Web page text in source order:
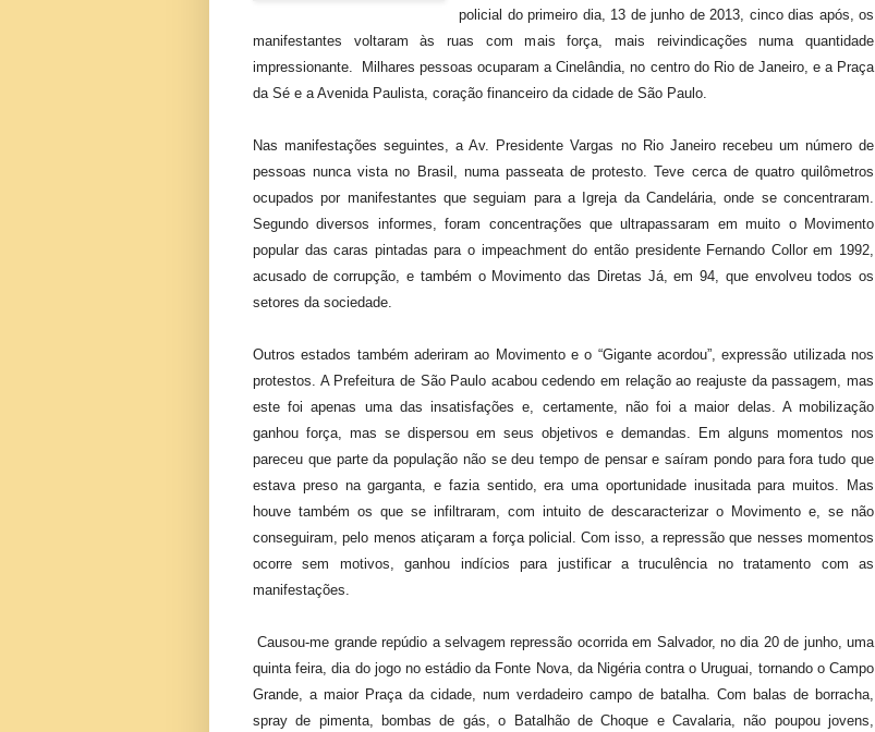
policial do primeiro dia, 13 de junho de 2013, cinco dias após, os
manifestantes voltaram às ruas com mais força, mais reivindicações numa quantidade
impressionante. Milhares pessoas ocuparam a Cinelândia, no centro do Rio de Janeiro, e a Praça
da Sé e a Avenida Paulista, coração financeiro da cidade de São Paulo.
Nas manifestações seguintes, a Av. Presidente Vargas no Rio Janeiro recebeu um número de
pessoas nunca vista no Brasil, numa passeata de protesto. Teve cerca de quatro quilômetros
ocupados por manifestantes que seguiam para a Igreja da Candelária, onde se concentraram.
Segundo diversos informes, foram concentrações que ultrapassaram em muito o Movimento
popular das caras pintadas para o impeachment do então presidente Fernando Collor em 1992,
acusado de corrupção, e também o Movimento das Diretas Já, em 94, que envolveu todos os
setores da sociedade.
Outros estados também aderiram ao Movimento e o “Gigante acordou”, expressão utilizada nos
protestos. A Prefeitura de São Paulo acabou cedendo em relação ao reajuste da passagem, mas
este foi apenas uma das insatisfações e, certamente, não foi a maior delas. A mobilização
ganhou força, mas se dispersou em seus objetivos e demandas. Em alguns momentos nos
pareceu que parte da população não se deu tempo de pensar e saíram pondo para fora tudo que
estava preso na garganta, e fazia sentido, era uma oportunidade inusitada para muitos. Mas
houve também os que se infiltraram, com intuito de descaracterizar o Movimento e, se não
conseguiram, pelo menos atiçaram a força policial. Com isso, a repressão que nesses momentos
ocorre sem motivos, ganhou indícios para justificar a truculência no tratamento com as
manifestações.
Causou-me grande repúdio a selvagem repressão ocorrida em Salvador, no dia 20 de junho, uma
quinta feira, dia do jogo no estádio da Fonte Nova, da Nigéria contra o Uruguai, tornando o Campo
Grande, a maior Praça da cidade, num verdadeiro campo de batalha. Com balas de borracha,
spray de pimenta, bombas de gás, o Batalhão de Choque e Cavalaria, não poupou jovens,